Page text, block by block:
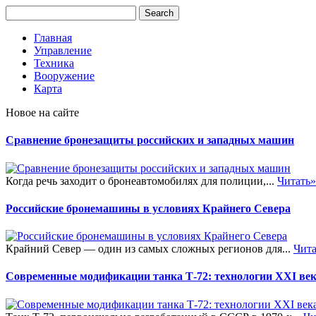
Главная
Управление
Техника
Вооружение
Карта
Новое на сайте
Сравнение бронезащиты российских и западных машин
Когда речь заходит о бронеавтомобилях для полиции,... Читать»
Российские бронемашины в условиях Крайнего Севера
Крайний Север — один из самых сложных регионов для...
Современные модификации танка Т-72: технологии XXI